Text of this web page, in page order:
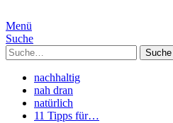
Menü
Suche
Suche
nachhaltig
nah dran
natürlich
11 Tipps für…